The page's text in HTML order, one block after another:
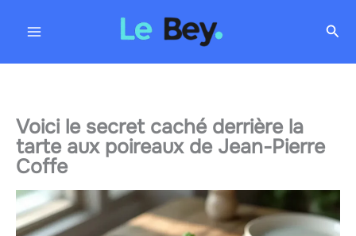
Voici le secret caché derrière la
tarte aux poireaux de Jean-Pierre
Coffe